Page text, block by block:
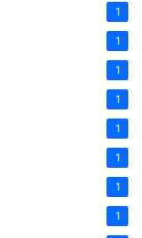
1
1
1
1
1
1
1
1